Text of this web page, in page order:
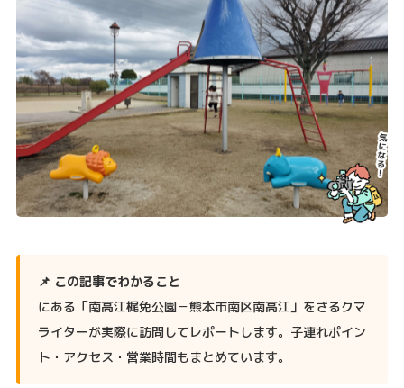
📌 この記事でわかること
にある「南高江梶免公園－熊本市南区南高江」をさるクマ
ライターが実際に訪問してレポートします。子連れポイン
ト・アクセス・営業時間もまとめています。